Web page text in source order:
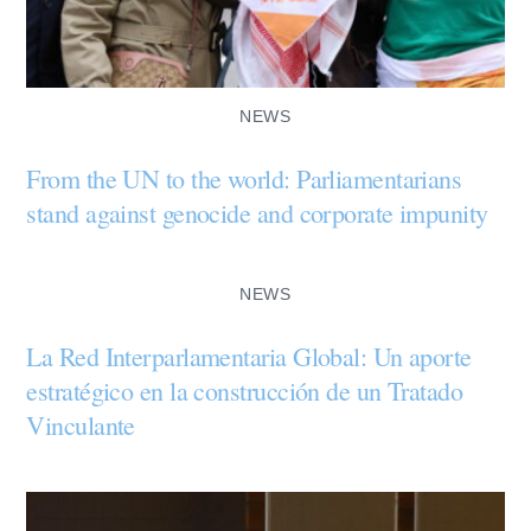
NEWS
From the UN to the world: Parliamentarians
stand against genocide and corporate impunity
NEWS
La Red Interparlamentaria Global: Un aporte
estratégico en la construcción de un Tratado
Vinculante